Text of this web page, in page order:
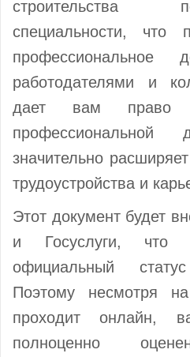
строительства
специальности, что
профессиональное
работодателями и
дает вам
профессиональной
значительно
трудоустройства и
Этот документ будет
и Госуслуги, что
официальный
Поэтому несмотря
проходит онлайн,
полноценно